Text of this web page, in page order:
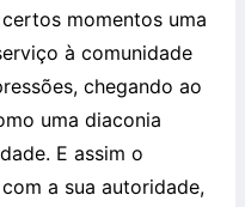
momentos uma
à comunidade
chegando ao
uma diaconia
E assim o
a sua autoridade,